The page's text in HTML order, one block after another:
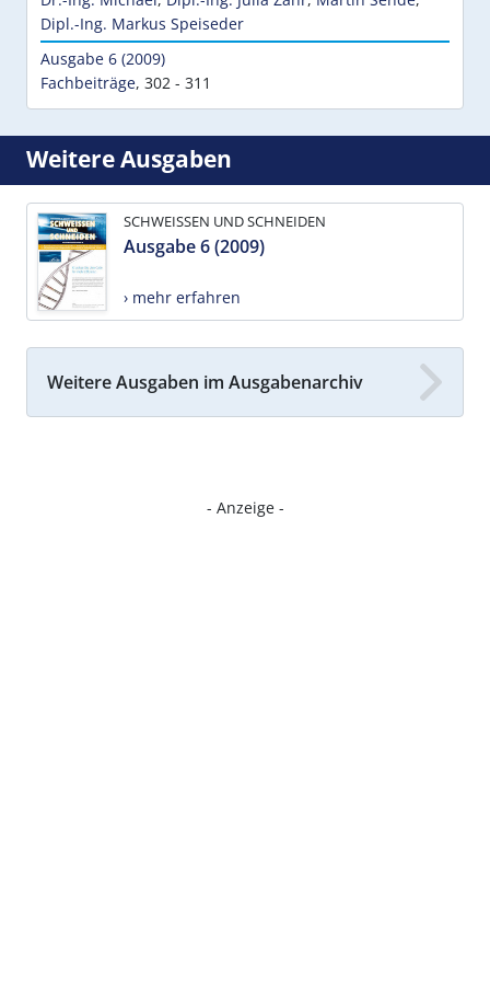
Dipl.-Ing. Markus Speiseder
Ausgabe 6 (2009)
Fachbeiträge, 302 - 311
Weitere Ausgaben
SCHWEISSEN UND SCHNEIDEN
Ausgabe 6 (2009)
› mehr erfahren
Weitere Ausgaben im Ausgabenarchiv
- Anzeige -